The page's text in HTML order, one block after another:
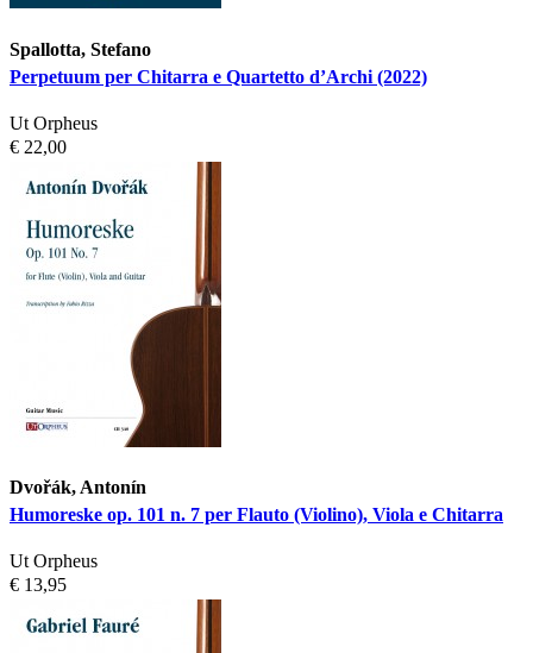
Spallotta, Stefano
Perpetuum per Chitarra e Quartetto d’Archi (2022)
Ut Orpheus
€ 22,00
Dvořák, Antonín
Humoreske op. 101 n. 7 per Flauto (Violino), Viola e Chitarra
Ut Orpheus
€ 13,95